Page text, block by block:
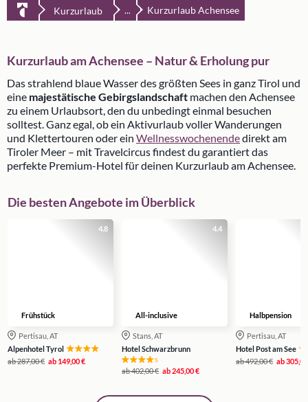
Kurzurlaub ... Kurzurlaub Achensee
Kurzurlaub am Achensee – Natur & Erholung pur
Das strahlend blaue Wasser des größten Sees in ganz Tirol und
eine majestätische Gebirgslandschaft machen den Achensee
zu einem Urlaubsort, den du unbedingt einmal besuchen
solltest. Ganz egal, ob ein Aktivurlaub voller Wanderungen
und Klettertouren oder ein Wellnesswochenendedirekt am
Tiroler Meer – mit Travelcircus findest du garantiert das
perfekte Premium-Hotel für deinen Kurzurlaub am Achensee.
Die besten Angebote im Überblick
4.8
Frühstück
Pertisau, AT
Alpenhotel Tyrol
ab287,00 € ab 149,00 €
4.4
All-inclusive
Stans, AT
Hotel Schwarzbrunn
s
ab402,00 € ab245,00 €
Halbpension
Pertisau, AT
Hotel Post am See
ab492,00 € ab